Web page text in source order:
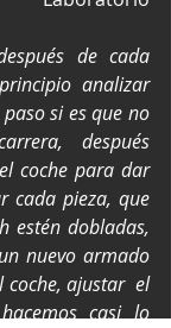
de cada
analizar
si es que no
después
coche para dar
cada pieza, que
estén dobladas,
nuevo armado
ajustar  el
casi lo